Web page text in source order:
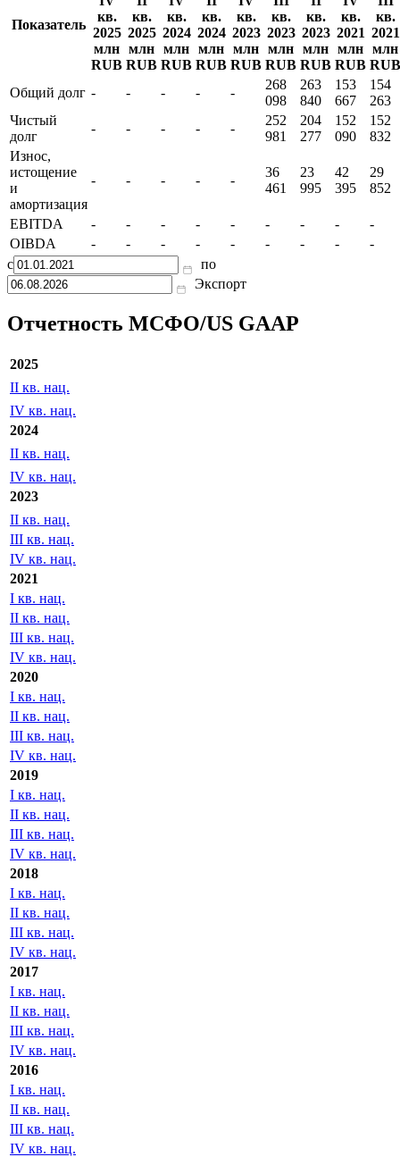
Показатель
кв.
2025
млн
RUB
кв.
2025
млн
RUB
кв.
2024
млн
RUB
кв.
2024
млн
RUB
кв.
2023
млн
RUB
кв.
2023
млн
RUB
кв.
2023
млн
RUB
кв.
2021
млн
RUB
кв.
2021
млн
RUB
Общий долг - - - - -
268
098
263
840
153
667
154
263
Чистый
долг
- - - - -
252
981
204
277
152
090
152
832
Износ,
истощение
и
амортизация
- - - - -
36
461
23
995
42
395
29
852
EBITDA - - - - - - - -
-
OIBDA
- - - - - - - -
-
с
по
Экспорт
Отчетность МСФО/US GAAP
2025
II кв. нац.
IV кв. нац.
2024
II кв. нац.
IV кв. нац.
2023
II кв. нац.
III кв. нац.
IV кв. нац.
2021
I кв. нац.
II кв. нац.
III кв. нац.
IV кв. нац.
2020
I кв. нац.
II кв. нац.
III кв. нац.
IV кв. нац.
2019
I кв. нац.
II кв. нац.
III кв. нац.
IV кв. нац.
2018
I кв. нац.
II кв. нац.
III кв. нац.
IV кв. нац.
2017
I кв. нац.
II кв. нац.
III кв. нац.
IV кв. нац.
2016
I кв. нац.
II кв. нац.
III кв. нац.
IV кв. нац.